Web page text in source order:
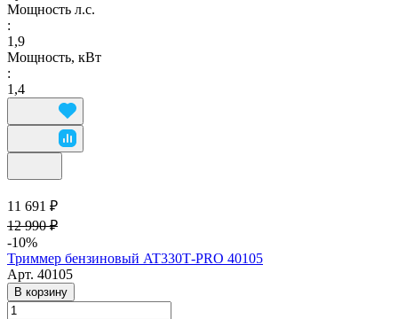
Мощность л.с.
:
1,9
Мощность, кВт
:
1,4
11 691 ₽
12 990 ₽
-10%
Триммер бензиновый AT330Т-PRO 40105
Арт. 40105
В корзину